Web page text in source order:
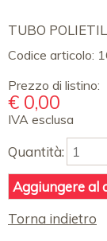
TUBO
Codice articolo:
Prezzo di listino:
€ 0,00
IVA esclusa
Quantità:
Torna indietro